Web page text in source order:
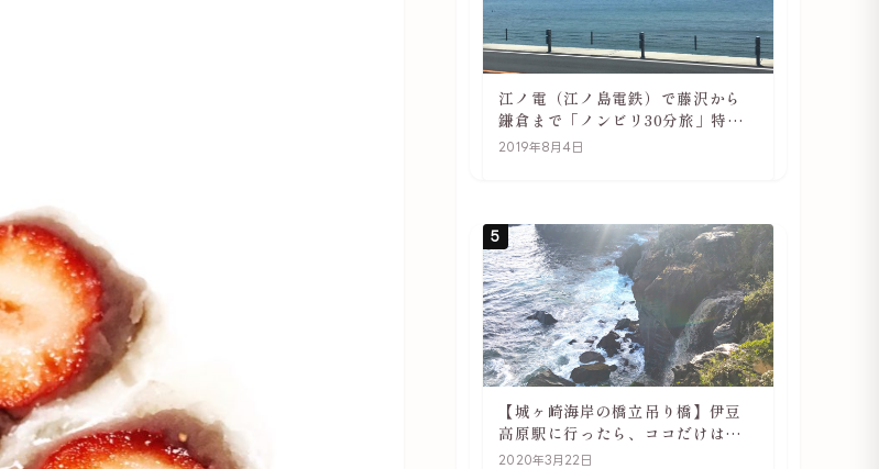
江ノ電（江ノ島電鉄）で藤沢から
鎌倉まで「ノンビリ30分旅」特徴
や駅の様子
2019年8月4日
5
【城ヶ崎海岸の橋立吊り橋】伊豆
高原駅に行ったら、ココだけは必
ず訪れてほしい
2020年3月22日